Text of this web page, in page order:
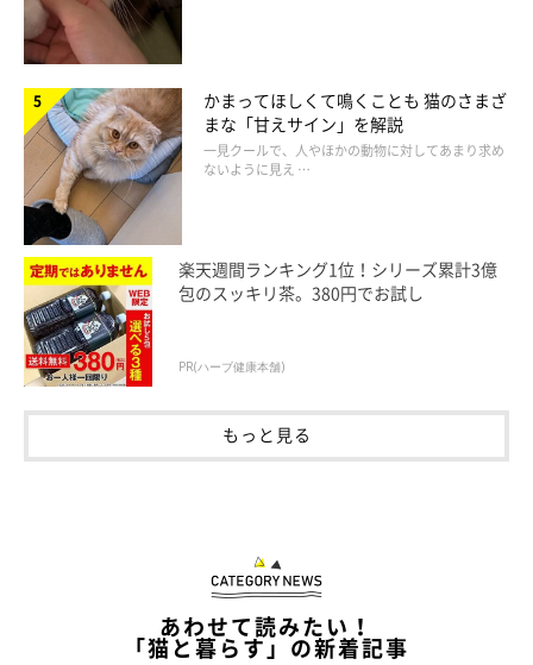
多頭飼いにぴったり！大型キャットタワー
かまってほしくて鳴くことも 猫のさまざ
まな「甘えサイン」を解説
一見クールで、人やほかの動物に対してあまり求め
ないように見え …
楽天週間ランキング1位！シリーズ累計3億
包のスッキリ茶。380円でお試し
PR(ハーブ健康本舗)
もっと見る
あわせて読みたい！
「猫と暮らす」の新着記事